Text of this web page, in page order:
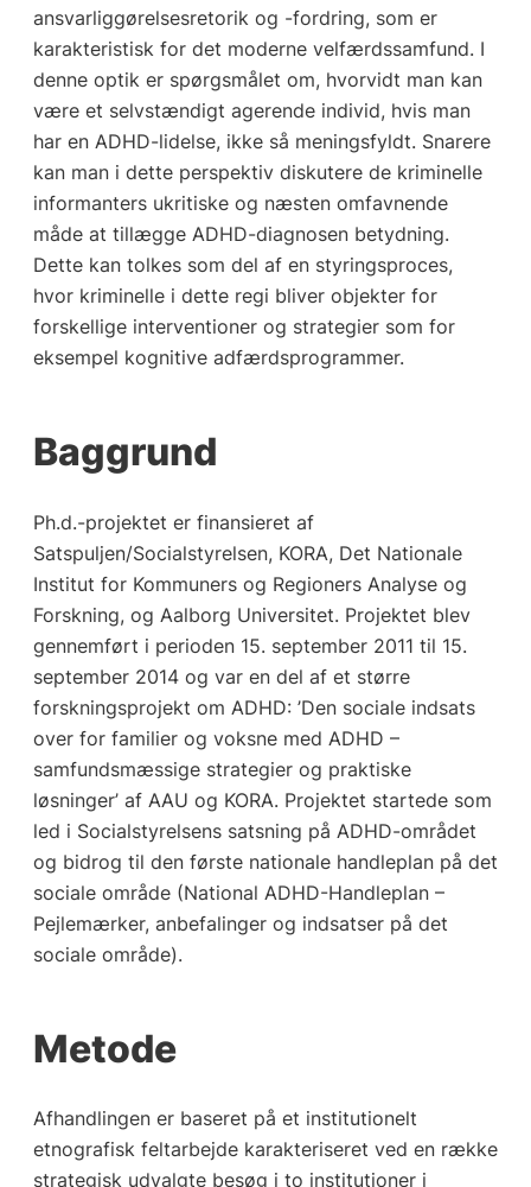
ansvarliggørelsesretorik og -fordring, som er
karakteristisk for det moderne velfærdssamfund. I
denne optik er spørgsmålet om, hvorvidt man kan
være et selvstændigt agerende individ, hvis man
har en ADHD-lidelse, ikke så meningsfyldt. Snarere
kan man i dette perspektiv diskutere de kriminelle
informanters ukritiske og næsten omfavnende
måde at tillægge ADHD-diagnosen betydning.
Dette kan tolkes som del af en styringsproces,
hvor kriminelle i dette regi bliver objekter for
forskellige interventioner og strategier som for
eksempel kognitive adfærdsprogrammer.
Baggrund
Ph.d.-projektet er finansieret af
Satspuljen/Socialstyrelsen, KORA, Det Nationale
Institut for Kommuners og Regioners Analyse og
Forskning, og Aalborg Universitet. Projektet blev
gennemført i perioden 15. september 2011 til 15.
september 2014 og var en del af et større
forskningsprojekt om ADHD: ’Den sociale indsats
over for familier og voksne med ADHD –
samfundsmæssige strategier og praktiske
løsninger’ af AAU og KORA. Projektet startede som
led i Socialstyrelsens satsning på ADHD-området
og bidrog til den første nationale handleplan på det
sociale område (National ADHD-Handleplan –
Pejlemærker, anbefalinger og indsatser på det
sociale område).
Metode
Afhandlingen er baseret på et institutionelt
etnografisk feltarbejde karakteriseret ved en række
strategisk udvalgte besøg i to institutioner i